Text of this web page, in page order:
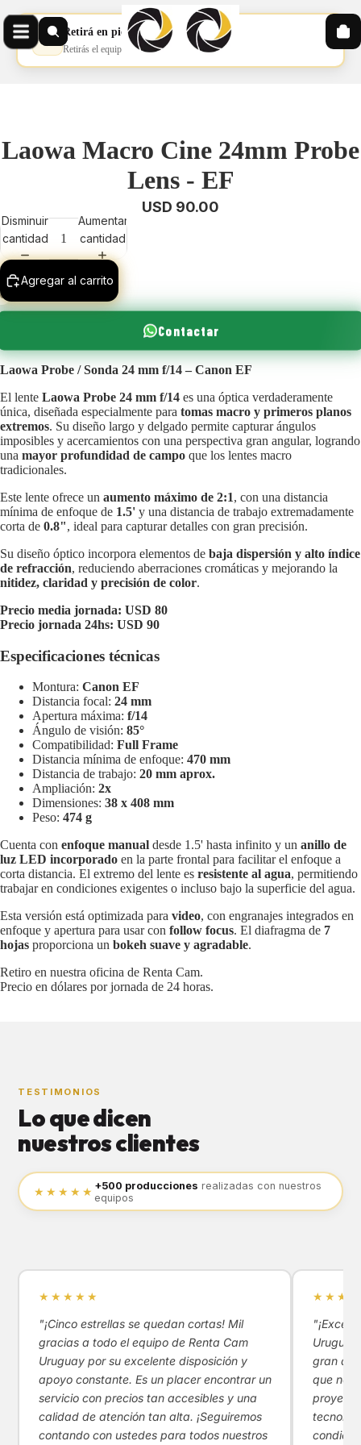
📦 Retirá en pickup
Retirás el equipo en nuestro pickup
Laowa Macro Cine 24mm Probe
Lens - EF
USD 90.00
Disminuir
cantidad
Aumentar
cantidad
Agregar al carrito
Contactar
Laowa Probe / Sonda 24 mm f/14 – Canon EF
El lente Laowa Probe 24 mm f/14 es una óptica verdaderamente
única, diseñada especialmente para tomas macro y primeros planos
extremos. Su diseño largo y delgado permite capturar ángulos
imposibles y acercamientos con una perspectiva gran angular, logrando
una mayor profundidad de campo que los lentes macro
tradicionales.
Este lente ofrece un aumento máximo de 2:1, con una distancia
mínima de enfoque de 1.5' y una distancia de trabajo extremadamente
corta de 0.8", ideal para capturar detalles con gran precisión.
Su diseño óptico incorpora elementos de baja dispersión y alto índice
de refracción, reduciendo aberraciones cromáticas y mejorando la
nitidez, claridad y precisión de color.
Precio media jornada: USD 80
Precio jornada 24hs: USD 90
Especificaciones técnicas
Montura: Canon EF
Distancia focal: 24 mm
Apertura máxima: f/14
Ángulo de visión: 85°
Compatibilidad: Full Frame
Distancia mínima de enfoque: 470 mm
Distancia de trabajo: 20 mm aprox.
Ampliación: 2x
Dimensiones: 38 x 408 mm
Peso: 474 g
Cuenta con enfoque manual desde 1.5' hasta infinito y un anillo de
luz LED incorporado en la parte frontal para facilitar el enfoque a
corta distancia. El extremo del lente es resistente al agua, permitiendo
trabajar en condiciones exigentes o incluso bajo la superficie del agua.
Esta versión está optimizada para video, con engranajes integrados en
enfoque y apertura para usar con follow focus. El diafragma de 7
hojas proporciona un bokeh suave y agradable.
Retiro en nuestra oficina de Renta Cam.
Precio en dólares por jornada de 24 horas.
TESTIMONIOS
Lo que dicen
nuestros clientes
★★★★★ +500 producciones realizadas con nuestros
equipos
★★★★★
"¡Cinco estrellas se quedan cortas! Mil
gracias a todo el equipo de Renta Cam
Uruguay por su excelente disposición y
apoyo constante. Es un placer encontrar un
servicio con precios tan accesibles y una
calidad de atención tan alta. ¡Seguiremos
contando con ustedes para todos nuestros
gran
que nos